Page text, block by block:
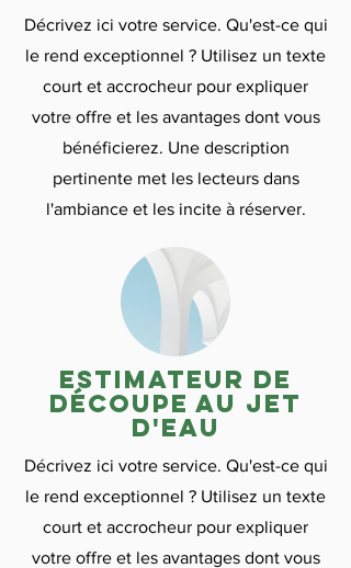
Décrivez ici votre service. Qu'est-ce qui
le rend exceptionnel ? Utilisez un texte
court et accrocheur pour expliquer
votre offre et les avantages dont vous
bénéficierez. Une description
pertinente met les lecteurs dans
l'ambiance et les incite à réserver.
Estimateur de
découpe au jet
d'eau
Décrivez ici votre service. Qu'est-ce qui
le rend exceptionnel ? Utilisez un texte
court et accrocheur pour expliquer
votre offre et les avantages dont vous